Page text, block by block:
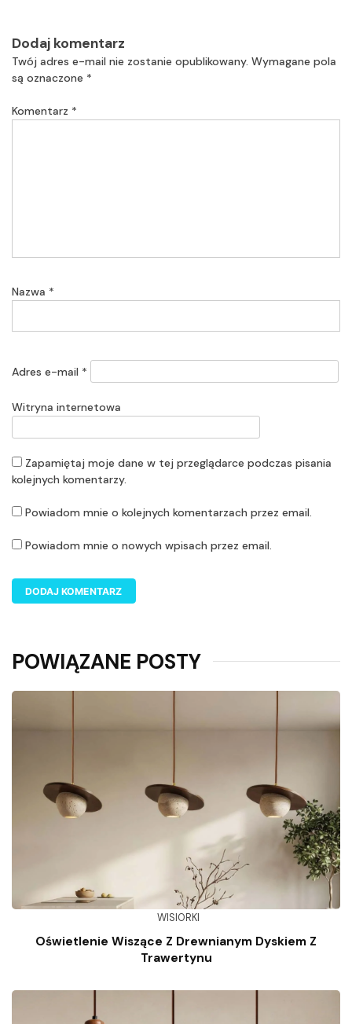
Dodaj komentarz
Twój adres e-mail nie zostanie opublikowany. Wymagane pola
są oznaczone *
Komentarz *
Nazwa *
Adres e-mail *
Witryna internetowa
Zapamiętaj moje dane w tej przeglądarce podczas pisania
kolejnych komentarzy.
Powiadom mnie o kolejnych komentarzach przez email.
Powiadom mnie o nowych wpisach przez email.
POWIĄZANE POSTY
WISIORKI
Oświetlenie Wiszące Z Drewnianym Dyskiem Z
Trawertynu